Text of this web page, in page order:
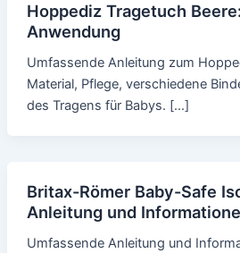
Hoppediz Tragetuch
Anwendung
Umfassende Anleitung zum
Material, Pflege, verschiedene
des Tragens für Babys. […]
Britax-Römer Baby-Safe
Anleitung und
Umfassende Anleitung und